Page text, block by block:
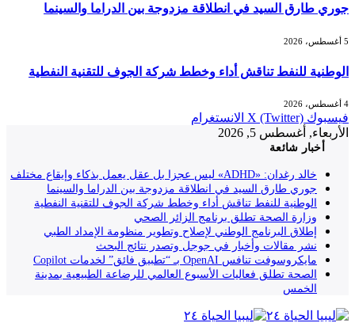
جوري طارق السيد في انطلاقة مزدوجة بين الدراما والسينما
الوطنية للنفط تناقش أداء وخطط شركة الجوف للتقنية النفطية
فيسبوك X (Twitter) الانستغرام
الأربعاء, أغسطس 5, 2026
أخبار شائعة
خالد رغدان: «ADHD» ليس عجزا بل عقل يعمل بذكاء وإيقاع مختلف
جوري طارق السيد في انطلاقة مزدوجة بين الدراما والسينما
الوطنية للنفط تناقش أداء وخطط شركة الجوف للتقنية النفطية
وزارة الصحة تطلق برنامج الزائر الصحي
إطلاق البرنامج الوطني لإصلاح وتطوير منظومة الإمداد الطبي
نشر مقالات وأخبار في جوجل وتصدر نتائج البحث
مايكروسوفت تنافس OpenAI بـ “تطبيق فائق” لخدمات Copilot
الصحة تطلق فعاليات الأسبوع العالمي للرضاعة الطبيعية بمدينة
الخمس